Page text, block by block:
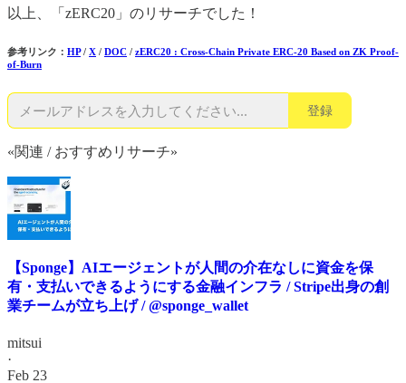
以上、「zERC20」のリサーチでした！
参考リンク： HP/ X / DOC / zERC20 : Cross-Chain Private ERC-20 Based on ZK Proof-
of-Burn
登録
«関連 / おすすめリサーチ»
【Sponge】AIエージェントが人間の介在なしに資金を保
有・支払いできるようにする金融インフラ / Stripe出身の創
業チームが立ち上げ / @sponge_wallet
mitsui
·
Feb 23